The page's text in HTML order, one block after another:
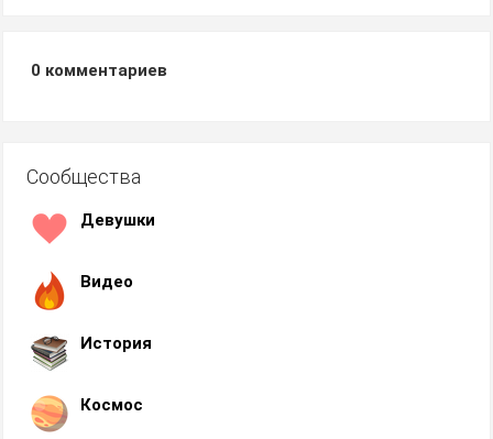
0 комментариев
Сообщества
Девушки
Видео
История
Космос